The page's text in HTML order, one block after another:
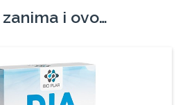
i ovo…